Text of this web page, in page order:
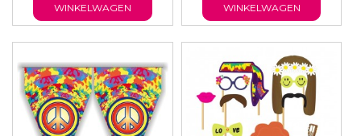
WINKELWAGEN
WINKELWAGEN